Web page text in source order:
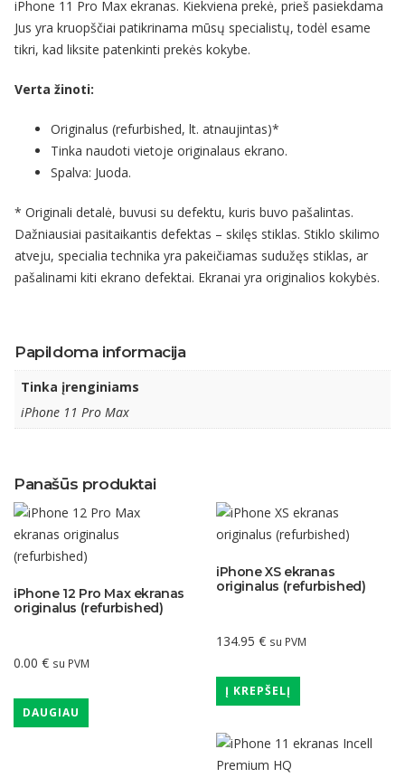
iPhone 11 Pro Max ekranas. Kiekviena prekė, prieš pasiekdama
Jus yra kruopščiai patikrinama mūsų specialistų, todėl esame
tikri, kad liksite patenkinti prekės kokybe.
Verta žinoti:
Originalus (refurbished, lt. atnaujintas)*
Tinka naudoti vietoje originalaus ekrano.
Spalva: Juoda.
* Originali detalė, buvusi su defektu, kuris buvo pašalintas.
Dažniausiai pasitaikantis defektas – skilęs stiklas. Stiklo skilimo
atveju, specialia technika yra pakeičiamas sudužęs stiklas, ar
pašalinami kiti ekrano defektai. Ekranai yra originalios kokybės.
Papildoma informacija
Tinka įrenginiams
iPhone 11 Pro Max
Panašūs produktai
iPhone 12 Pro Max ekranas
originalus (refurbished)
0.00 € su PVM
DAUGIAU
iPhone XS ekranas
originalus (refurbished)
134.95 € su PVM
Į KREPŠELĮ